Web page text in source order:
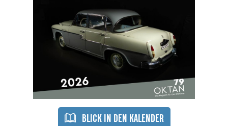
BLICK IN DEN KALENDER